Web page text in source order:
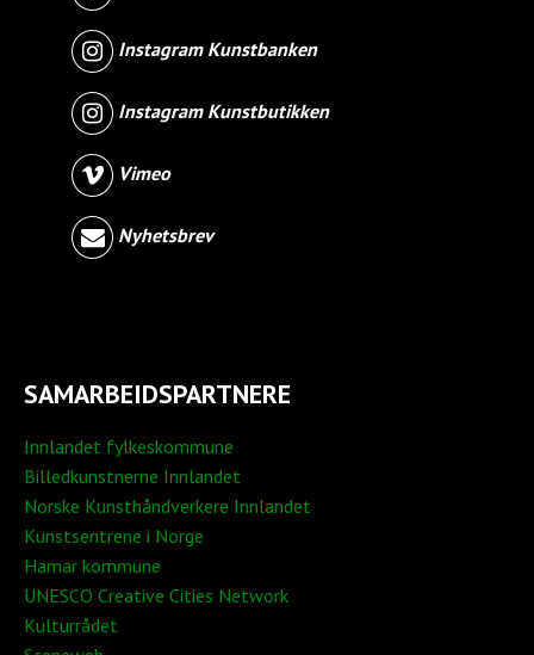
Instagram Kunstbanken
Instagram Kunstbutikken
Vimeo
Nyhetsbrev
SAMARBEIDSPARTNERE
Innlandet fylkeskommune
Billedkunstnerne Innlandet
Norske Kunsthåndverkere Innlandet
Kunstsentrene i Norge
Hamar kommune
UNESCO Creative Cities Network
Kulturrådet